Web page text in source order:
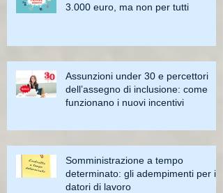
3.000 euro, ma non per tutti
Assunzioni under 30 e percettori
dell’assegno di inclusione: come
funzionano i nuovi incentivi
Somministrazione a tempo
determinato: gli adempimenti per i
datori di lavoro